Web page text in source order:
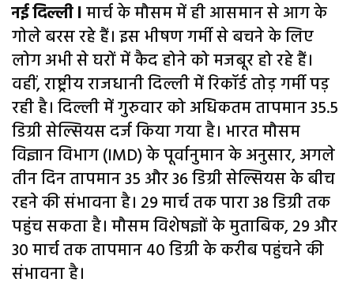
नई दिल्ली lमार्च के मौसम में ही आसमान से आग के
गोले बरस रहे हैं। इस भीषण गर्मी से बचने के लिए
लोग अभी से घरों में कैद होने को मजबूर हो रहे हैं।
वहीं, राष्ट्रीय राजधानी दिल्ली में रिकॉर्ड तोड़ गर्मी पड़
रही है। दिल्ली में गुरुवार को अधिकतम तापमान 35.5
डिग्री सेल्सियस दर्ज किया गया है। भारत मौसम
विज्ञान विभाग (IMD) के पूर्वानुमान के अनुसार, अगले
तीन दिन तापमान 35 और 36 डिग्री सेल्सियस के बीच
रहने की संभावना है। 29 मार्च तक पारा 38 डिग्री तक
पहुंच सकता है। मौसम विशेषज्ञों के मुताबिक, 29 और
30 मार्च तक तापमान 40 डिग्री के करीब पहुंचने की
संभावना है।